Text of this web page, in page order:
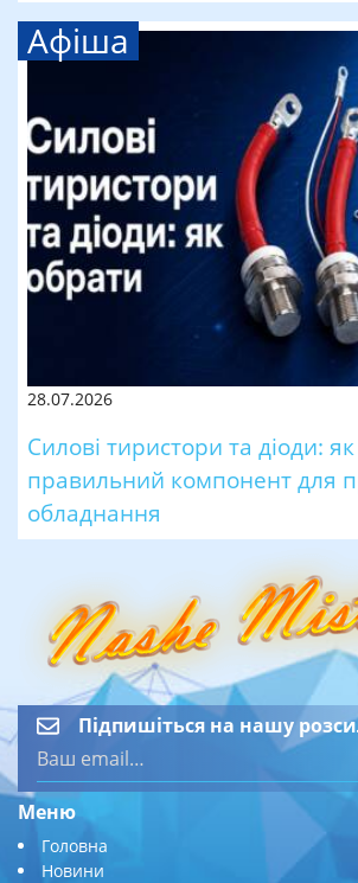
Афіша
28.07.2026
Силові тиристори та діоди:
правильний компонент для
обладнання
Підпишіться на нашу
Меню
Головна
Новини